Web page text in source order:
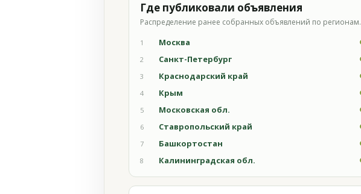
Где публиковали объявления
Распределение ранее собранных объявлений по регионам.
1 Москва
2
Санкт-Петербург
3
Краснодарский край
4
Крым
5
Московская обл.
6
Ставропольский край
7
Башкортостан
8
Калининградская обл.